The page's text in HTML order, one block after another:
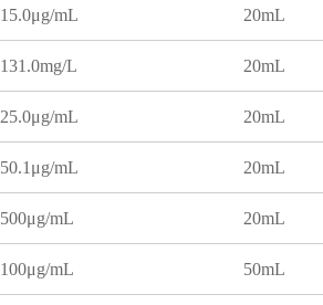
15.0μg/mL 20mL
131.0mg/L 20mL
25.0μg/mL 20mL
50.1μg/mL 20mL
500μg/mL 20mL
100μg/mL 50mL